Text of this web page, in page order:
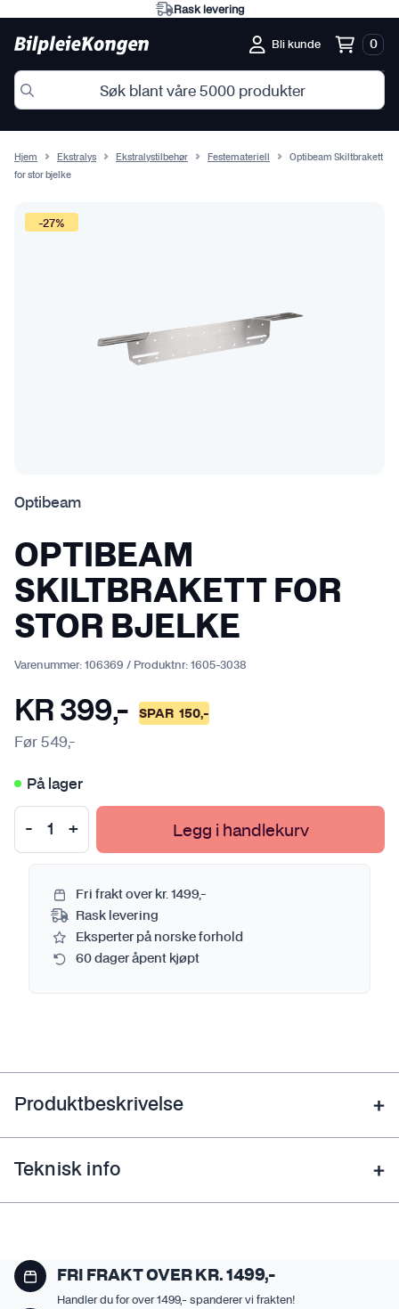
Rask levering
Bli kunde 0
Hjem Ekstralys Ekstralystilbehør Festemateriell
Optibeam Skiltbrakett
for stor bjelke
-27%
Optibeam
OPTIBEAM
SKILTBRAKETT FOR
STOR BJELKE
Varenummer: 106369 / Produktnr: 1605-3038
KR 399,- SPAR 150,-
Før549,-
På lager
Legg i handlekurv
Fri frakt over kr. 1499,-
Rask levering
Eksperter på norske forhold
60 dager åpent kjøpt
Produktbeskrivelse
Teknisk info
FRI FRAKT OVER KR. 1499,-
Handler du for over 1499,- spanderer vi frakten!